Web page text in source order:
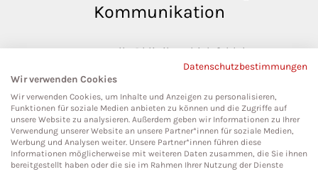
Kommunikation
pressestelle@klinikumbielefeld.de
Teutoburger Str. 50
33604 Bielefeld
Social Media
Datenschutzbestimmungen
Wir verwenden Cookies
Wir verwenden Cookies, um Inhalte und Anzeigen zu personalisieren,
Funktionen für soziale Medien anbieten zu können und die Zugriffe auf
unsere Website zu analysieren. Außerdem geben wir Informationen zu Ihrer
Verwendung unserer Website an unsere Partner*innen für soziale Medien,
Werbung und Analysen weiter. Unsere Partner*innen führen diese
Informationen möglicherweise mit weiteren Daten zusammen, die Sie ihnen
bereitgestellt haben oder die sie im Rahmen Ihrer Nutzung der Dienste